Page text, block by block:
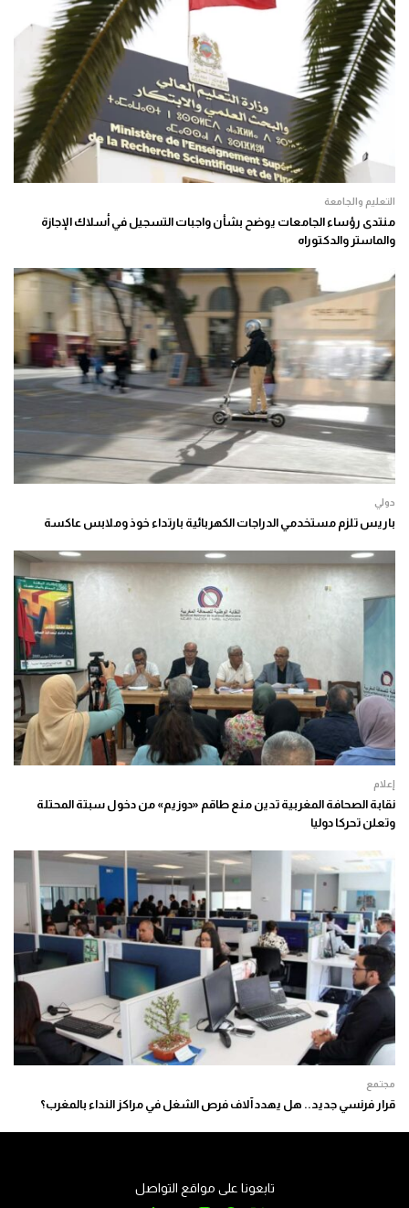
التعليم والجامعة
منتدى رؤساء الجامعات يوضح بشأن واجبات التسجيل في أسلاك الإجازة
والماستر والدكتوراه
دولي
باريس تلزم مستخدمي الدراجات الكهربائية بارتداء خوذ وملابس عاكسة
إعلام
نقابة الصحافة المغربية تدين منع طاقم «دوزيم» من دخول سبتة المحتلة
وتعلن تحركا دوليا
مجتمع
قرار فرنسي جديد.. هل يهدد آلاف فرص الشغل في مراكز النداء بالمغرب؟
تابعونا على مواقع التواصل